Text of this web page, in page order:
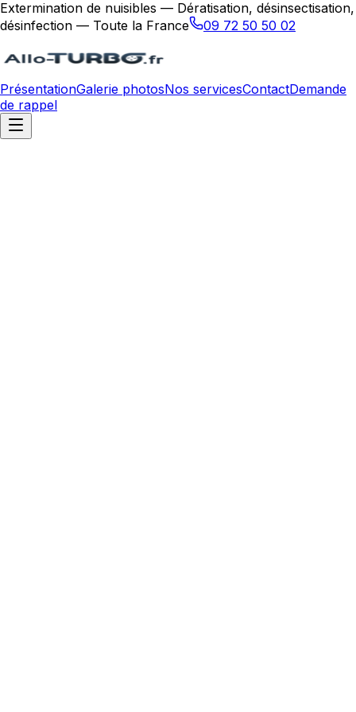
Extermination de nuisibles — Dératisation, désinsectisation,
désinfection — Toute la France
09 72 50 50 02
PrésentationGalerie photosNos servicesContactDemande
de rappel